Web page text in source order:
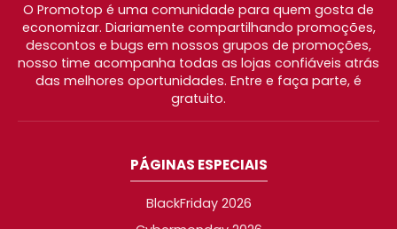
O Promotop é uma comunidade para quem gosta de
economizar. Diariamente compartilhando promoções,
descontos e bugs em nossos grupos de promoções,
nosso time acompanha todas as lojas confiáveis atrás
das melhores oportunidades. Entre e faça parte, é
gratuito.
PÁGINAS ESPECIAIS
BlackFriday 2026